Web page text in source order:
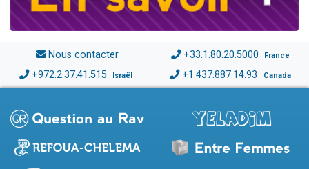
Nous contacter +33.1.80.20.5000 France
+972.2.37.41.515 Israël +1.437.887.14.93 Canada